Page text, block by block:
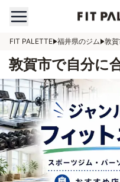
FIT PALETTE 福井県のジム 敦
敦賀市で自分に